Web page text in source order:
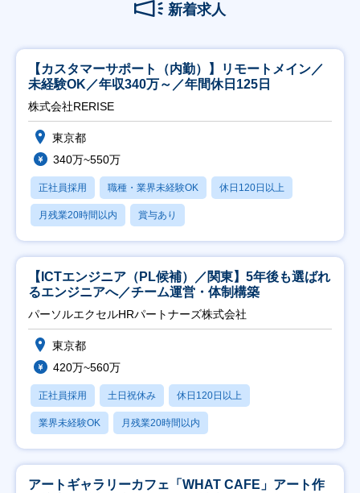
新着求人
【カスタマーサポート（内勤）】リモートメイン／
未経験OK／年収340万～／年間休日125日
株式会社RERISE
東京都
340万~550万
正社員採用 職種・業界未経験OK 休日120日以上
月残業20時間以内 賞与あり
【ICTエンジニア（PL候補）／関東】5年後も選ばれ
るエンジニアへ／チーム運営・体制構築
パーソルエクセルHRパートナーズ株式会社
東京都
420万~560万
正社員採用 土日祝休み 休日120日以上
業界未経験OK 月残業20時間以内
アートギャラリーカフェ「WHAT CAFE」アート作